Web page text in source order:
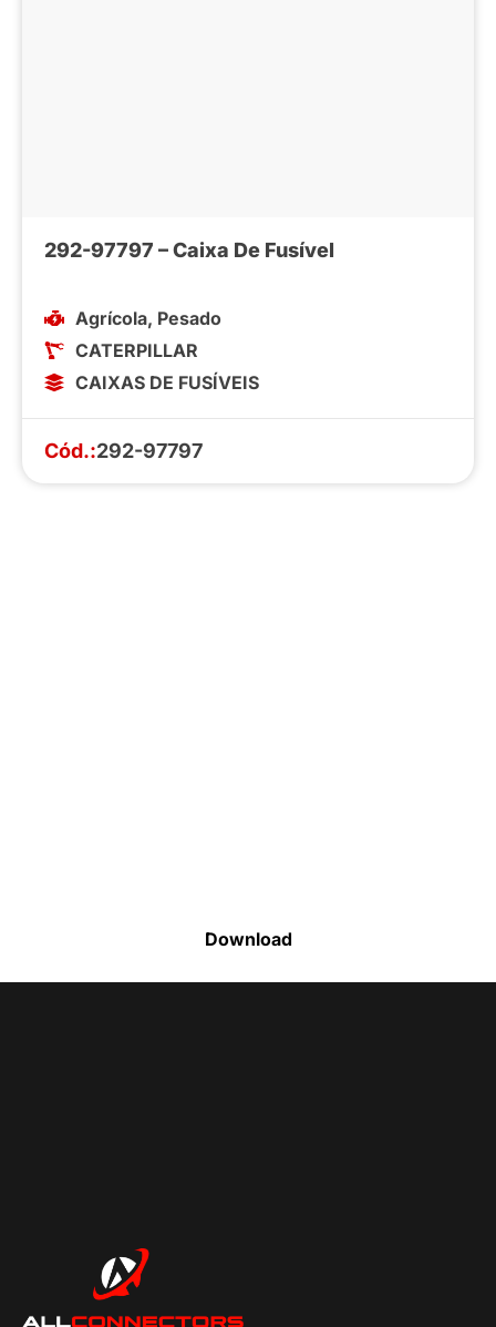
292-97797 – Caixa De Fusível
Agrícola, Pesado
CATERPILLAR
CAIXAS DE FUSÍVEIS
Cód.:292-97797
Download